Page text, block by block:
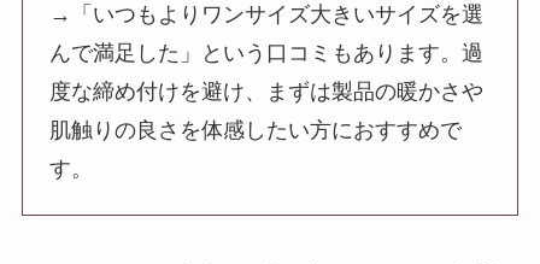
→「いつもよりワンサイズ大きいサイズを選
んで満足した」という口コミもあります。過
度な締め付けを避け、まずは製品の暖かさや
肌触りの良さを体感したい方におすすめで
す。